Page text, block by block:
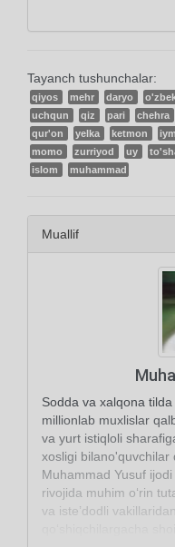
Tayanch tushunchalar:
qiyos mehr daryo
uchqun
qiz pari chehra
qur'on
yelka ketmon
momo
zurriyod uy
islom
muhammad
Muallif
Sodda va xalqona
millionlab muxlislar
va yurt istiqloli
xosligi bilano'quvchilar
Muhammad Yusuf ijodi
rivojida muhim o‘rin
va iste’dodli